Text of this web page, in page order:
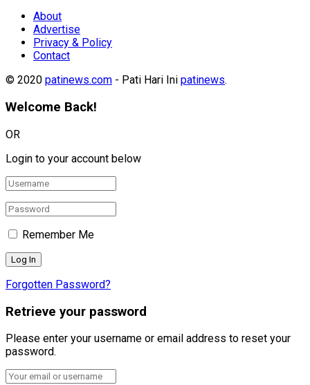
About
Advertise
Privacy & Policy
Contact
© 2020 patinews.com - Pati Hari Ini patinews.
Welcome Back!
OR
Login to your account below
Remember Me
Forgotten Password?
Retrieve your password
Please enter your username or email address to reset your
password.